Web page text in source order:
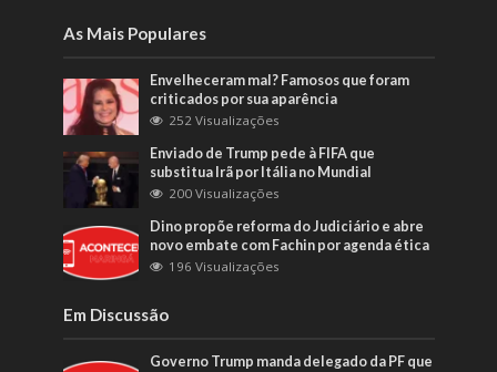
As Mais Populares
Envelheceram mal? Famosos que foram
criticados por sua aparência
252 Visualizações
Enviado de Trump pede à FIFA que
substitua Irã por Itália no Mundial
200 Visualizações
Dino propõe reforma do Judiciário e abre
novo embate com Fachin por agenda ética
196 Visualizações
Em Discussão
Governo Trump manda delegado da PF que